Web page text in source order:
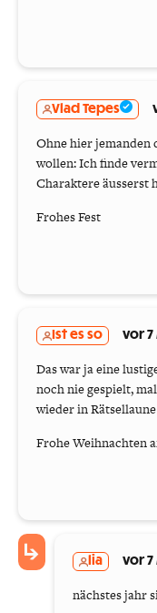
Vlad Tepes
Ohne hier jemanden
wollen: Ich finde
Charaktere äusserst
Frohes Fest
Ist es so vor 7
Das war ja eine
noch nie gespielt,
wieder in
Frohe Weihnachten
lia vor 7
nächstes jahr